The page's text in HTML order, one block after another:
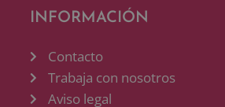
INFORMACIÓN
Contacto
Trabaja con nosotros
Aviso legal